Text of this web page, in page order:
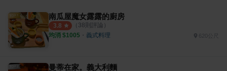
南瓜屋魔女露露的廚房
3.8 （ 38則評論）
均消 $1005 ・ 義式料理
曼蒂在家。義大利麵